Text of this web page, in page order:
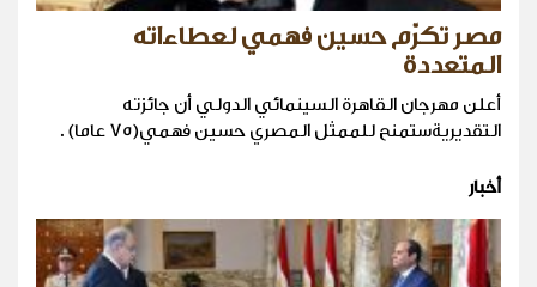
مصر تكرّم حسين فهمي لعطاءاته
المتعددة
أعلن مهرجان القاهرة السينمائي الدولي أن جائزته
التقديريةستمنح للممثل المصري حسين فهمي(75 عاما) .
أخبار